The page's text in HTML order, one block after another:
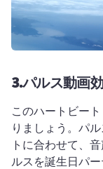
3.パルス動画
このハートビー
りましょう。 パ
トに合わせて、
ルスを誕生日パ